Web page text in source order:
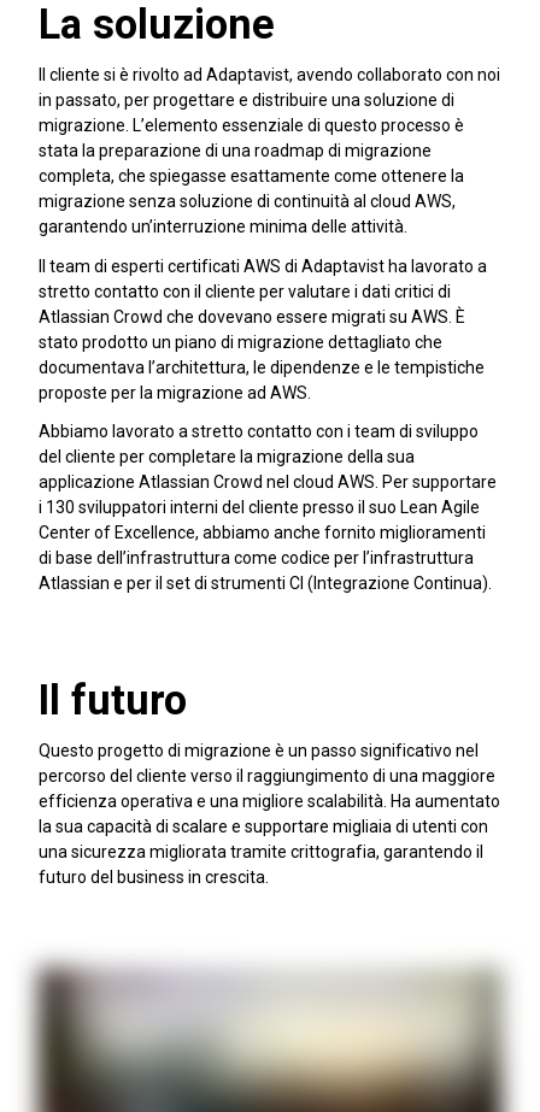
La soluzione
Il cliente si è rivolto ad Adaptavist, avendo collaborato con noi
in passato, per progettare e distribuire una soluzione di
migrazione. L’elemento essenziale di questo processo è
stata la preparazione di una roadmap di migrazione
completa, che spiegasse esattamente come ottenere la
migrazione senza soluzione di continuità al cloud AWS,
garantendo un’interruzione minima delle attività.
Il team di esperti certificati AWS di Adaptavist ha lavorato a
stretto contatto con il cliente per valutare i dati critici di
Atlassian Crowd che dovevano essere migrati su AWS. È
stato prodotto un piano di migrazione dettagliato che
documentava l’architettura, le dipendenze e le tempistiche
proposte per la migrazione ad AWS.
Abbiamo lavorato a stretto contatto con i team di sviluppo
del cliente per completare la migrazione della sua
applicazione Atlassian Crowd nel cloud AWS. Per supportare
i 130 sviluppatori interni del cliente presso il suo Lean Agile
Center of Excellence, abbiamo anche fornito miglioramenti
di base dell’infrastruttura come codice per l’infrastruttura
Atlassian e per il set di strumenti CI (Integrazione Continua).
Il futuro
Questo progetto di migrazione è un passo significativo nel
percorso del cliente verso il raggiungimento di una maggiore
efficienza operativa e una migliore scalabilità. Ha aumentato
la sua capacità di scalare e supportare migliaia di utenti con
una sicurezza migliorata tramite crittografia, garantendo il
futuro del business in crescita.